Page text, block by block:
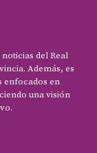
del Real
Además, es
enfocados en
una visión